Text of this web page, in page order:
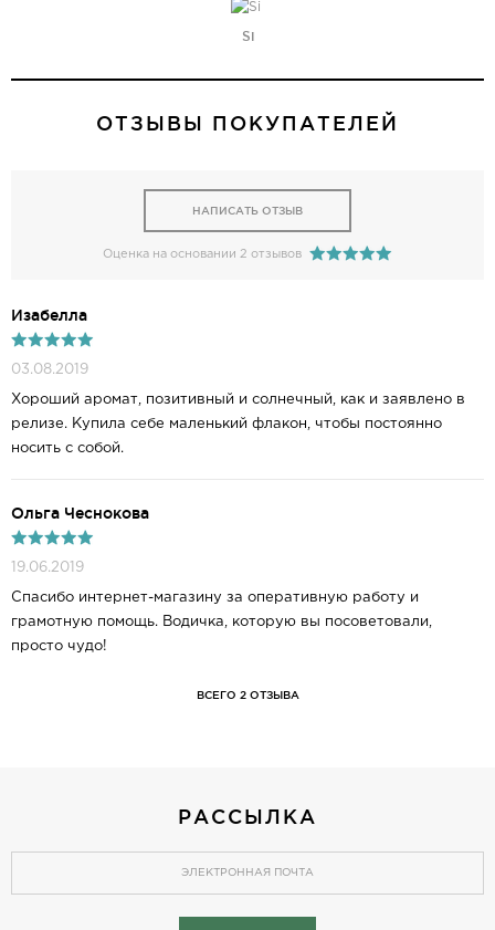
Si
ОТЗЫВЫ ПОКУПАТЕЛЕЙ
НАПИСАТЬ ОТЗЫВ
Оценка на основании 2 отзывов
Изабелла
03.08.2019
Хороший аромат, позитивный и солнечный, как и заявлено в
релизе. Купила себе маленький флакон, чтобы постоянно
носить с собой.
Ольга Чеснокова
19.06.2019
Спасибо интернет-магазину за оперативную работу и
грамотную помощь. Водичка, которую вы посоветовали,
просто чудо!
ВСЕГО 2 ОТЗЫВА
РАССЫЛКА